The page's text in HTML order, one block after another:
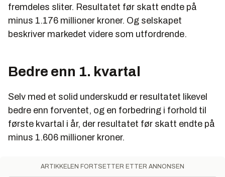
fremdeles sliter. Resultatet før skatt endte på
minus 1.176 millioner kroner. Og selskapet
beskriver markedet videre som utfordrende.
Bedre enn 1. kvartal
Selv med et solid underskudd er resultatet likevel
bedre enn forventet, og en forbedring i forhold til
første kvartal i år, der resultatet før skatt endte på
minus 1.606 millioner kroner.
ARTIKKELEN FORTSETTER ETTER ANNONSEN